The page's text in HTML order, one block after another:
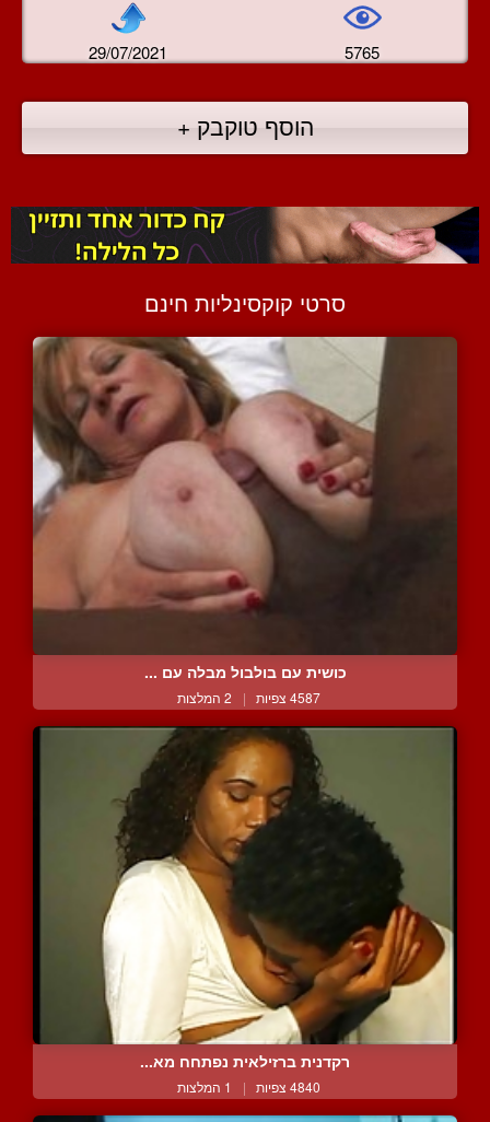
29/07/2021 5765
הוסף טוקבק +
סרטי קוקסינליות חינם
כושית עם בולבול מבלה עם ...
4587 צפיות | 2 המלצות
רקדנית ברזילאית נפתחח מא...
4840 צפיות | 1 המלצות